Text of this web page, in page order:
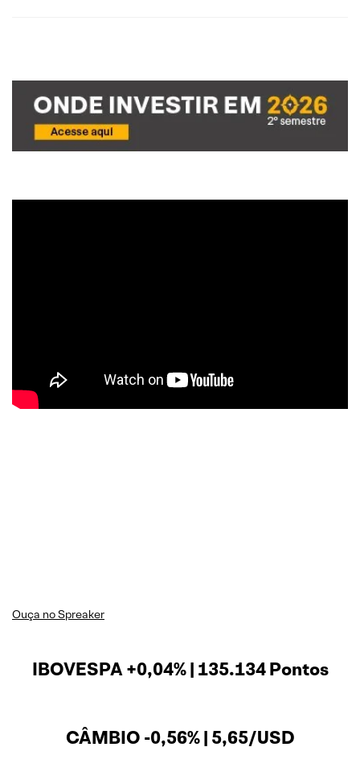
Ouça no Spreaker
IBOVESPA +0,04% | 135.134 Pontos
CÂMBIO -0,56% | 5,65/USD